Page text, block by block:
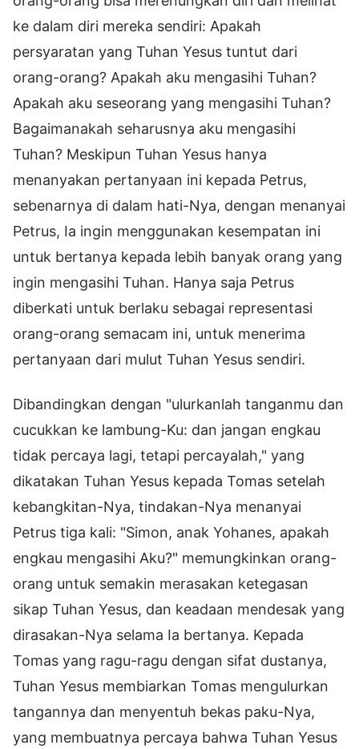
ke dalam diri mereka sendiri: Apakah
persyaratan yang Tuhan Yesus tuntut dari
orang-orang? Apakah aku mengasihi Tuhan?
Apakah aku seseorang yang mengasihi Tuhan?
Bagaimanakah seharusnya aku mengasihi
Tuhan? Meskipun Tuhan Yesus hanya
menanyakan pertanyaan ini kepada Petrus,
sebenarnya di dalam hati-Nya, dengan menanyai
Petrus, Ia ingin menggunakan kesempatan ini
untuk bertanya kepada lebih banyak orang yang
ingin mengasihi Tuhan. Hanya saja Petrus
diberkati untuk berlaku sebagai representasi
orang-orang semacam ini, untuk menerima
pertanyaan dari mulut Tuhan Yesus sendiri.
Dibandingkan dengan "ulurkanlah tanganmu dan
cucukkan ke lambung-Ku: dan jangan engkau
tidak percaya lagi, tetapi percayalah," yang
dikatakan Tuhan Yesus kepada Tomas setelah
kebangkitan-Nya, tindakan-Nya menanyai
Petrus tiga kali: "Simon, anak Yohanes, apakah
engkau mengasihi Aku?" memungkinkan orang-
orang untuk semakin merasakan ketegasan
sikap Tuhan Yesus, dan keadaan mendesak yang
dirasakan-Nya selama Ia bertanya. Kepada
Tomas yang ragu-ragu dengan sifat dustanya,
Tuhan Yesus membiarkan Tomas mengulurkan
tangannya dan menyentuh bekas paku-Nya,
yang membuatnya percaya bahwa Tuhan Yesus